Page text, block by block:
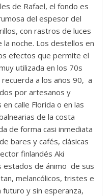
de Rafael, el fondo es
del espesor del
con rastros de luces
noche. Los destellos en
efectos que permite el
utilizada en los 70s
a los años 90, a
por artesanos y
calle Florida o en las
de la costa
de forma casi inmediata
bares y cafés, clásicas
finlandés Aki
estados de ánimo de sus
melancólicos, tristes e
futuro y sin esperanza,